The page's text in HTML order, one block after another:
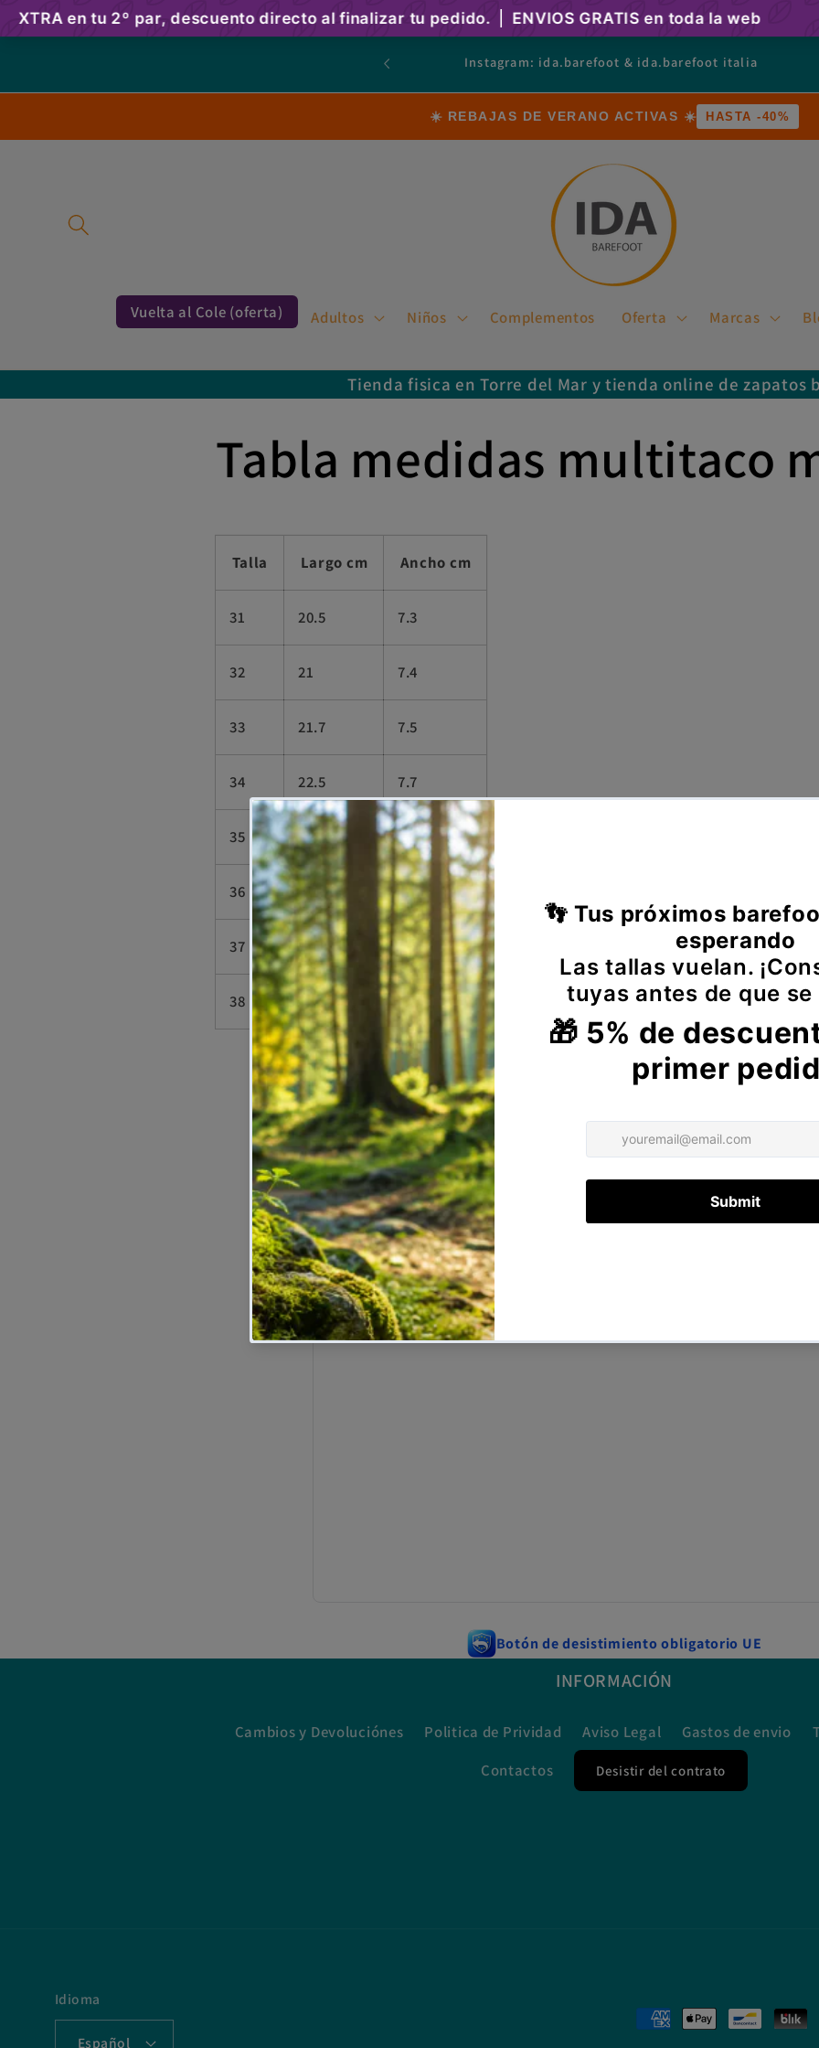
directamente
al contenido
cambiar el mundo desde los pasos de los niños
☀️ REBAJAS DE VERANO ACTIVAS ☀️ HASTA -40%
Vuelta al Cole (oferta) Adultos Niños Complementos Oferta Marcas
Tienda fisica en Torre del Mar y tienda online de zapatos
Tabla medidas multitaco
Talla Largo cm Ancho cm
31 20.5 7.3
32 21 7.4
33 21.7 7.5
34 22.5 7.7
35 23 7.9
36 24 8.1
37 24.5 8.3
38 25 8.5
Enviar solicitud de desistimiento
Por favor, rellene el siguiente formulario para enviar su solicitud
desistimiento.
Botón de desistimiento obligatorio UE
INFORMACIÓN
Cambios y Devoluciónes Politica de Prividad Aviso Legal Gastos de envio
Contactos
Desistir del contrato
Idioma
Español
Formas